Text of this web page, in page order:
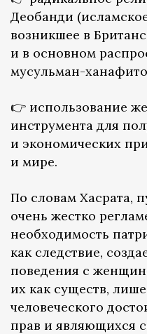
Деобанди
возникшее в
и в основном
мусульман-
👉 использование
инструмента для
и экономических
и мире.
По словам Хасрата,
очень жестко
необходимость
как следствие,
поведения с
их как существ,
человеческого
прав и являющихся